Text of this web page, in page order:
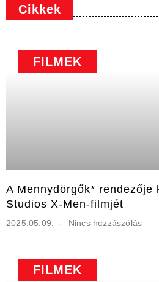
Cikkek
FILMEK
A Mennydörgők* rendezője
Studios X-Men-filmjét
2025.05.09. Nincs hozzászólás
FILMEK